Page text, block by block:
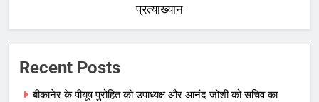
प्रत्याख्यान
Recent Posts
बीकानेर के पीयूष पुरोहित को उपाध्यक्ष और आनंद जोशी को सचिव का